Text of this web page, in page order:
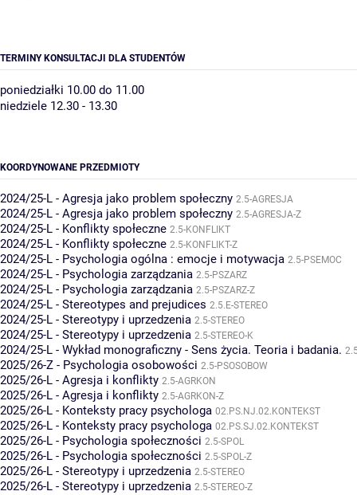
TERMINY KONSULTACJI DLA STUDENTÓW
poniedziałki 10.00 do 11.00
niedziele 12.30 - 13.30
KOORDYNOWANE PRZEDMIOTY
2024/25-L - Agresja jako problem społeczny 2.5-AGRESJA
2024/25-L - Agresja jako problem społeczny 2.5-AGRESJA-Z
2024/25-L - Konflikty społeczne 2.5-KONFLIKT
2024/25-L - Konflikty społeczne 2.5-KONFLIKT-Z
2024/25-L - Psychologia ogólna : emocje i motywacja 2.5-PSEMOC
2024/25-L - Psychologia zarządzania 2.5-PSZARZ
2024/25-L - Psychologia zarządzania 2.5-PSZARZ-Z
2024/25-L - Stereotypes and prejudices 2.5.E-STEREO
2024/25-L - Stereotypy i uprzedzenia 2.5-STEREO
2024/25-L - Stereotypy i uprzedzenia 2.5-STEREO-K
2024/25-L - Wykład monograficzny - Sens życia. Teoria i badania.
2025/26-Z - Psychologia osobowości 2.5-PSOSOBOW
2025/26-L - Agresja i konflikty 2.5-AGRKON
2025/26-L - Agresja i konflikty 2.5-AGRKON-Z
2025/26-L - Konteksty pracy psychologa 02.PS.NJ.02.KONTEKST
2025/26-L - Konteksty pracy psychologa 02.PS.SJ.02.KONTEKST
2025/26-L - Psychologia społeczności 2.5-SPOL
2025/26-L - Psychologia społeczności 2.5-SPOL-Z
2025/26-L - Stereotypy i uprzedzenia 2.5-STEREO
2025/26-L - Stereotypy i uprzedzenia 2.5-STEREO-Z